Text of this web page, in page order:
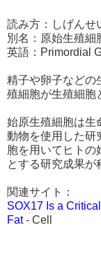
読み方：しげんせ
別名：原始生殖細
英語：Primordial
精子や卵子などの
殖細胞が生殖細胞
始原生殖細胞は生
動物を使用した研
胞を用いてヒトの
とする研究成果が
関連サイト：
SOX17 Is a
Fat- Cell